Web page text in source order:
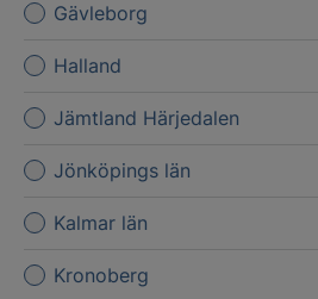
Gävleborg
Halland
Jämtland Härjedalen
Jönköpings län
Kalmar län
Kronoberg